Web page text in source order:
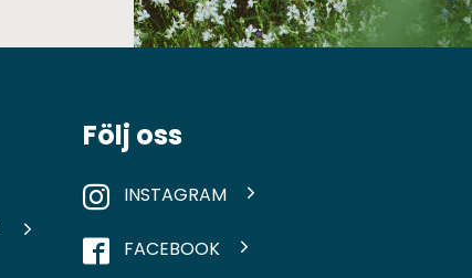
Följ oss
INSTAGRAM
FACEBOOK